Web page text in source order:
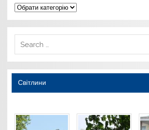
Категорії
Світлини